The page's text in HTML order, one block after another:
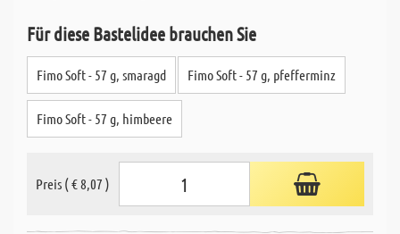
Für diese Bastelidee brauchen Sie
Fimo Soft - 57 g, smaragd Fimo Soft - 57 g, pfefferminz
Fimo Soft - 57 g, himbeere
Preis ( € 8,07 )